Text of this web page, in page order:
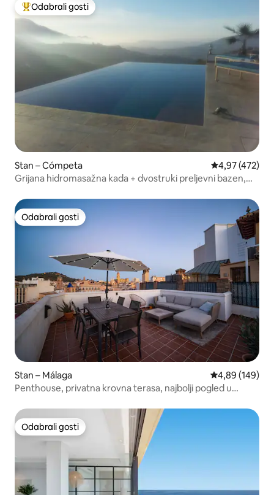
Među najviše rangiranima s oznakom „Odabrali gosti”
Odabrali gosti
Stan – Cómpeta Prosječna
4,97 (472)
Grijana hidromasažna kada + dvostruki preljevni bazen,
Odabrali gosti
Odabrali gosti
Stan – Málaga Prosječna
4,89 (149)
Penthouse, privatna krovna terasa, najbolji pogled u
Odabrali gosti
Odabrali gosti